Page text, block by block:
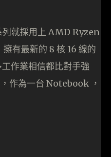
列就採用上 AMD Ryzen
有最新的 8 核 16 線的
作業相信都比對手強
作為一台 Notebook ，